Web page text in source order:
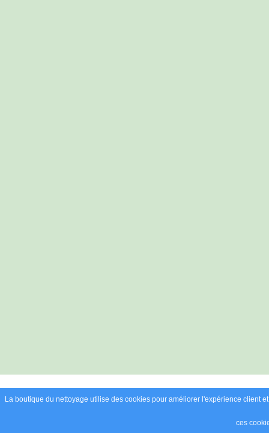
La boutique du nettoyage utilise des cookies pour améliorer l'expérience client
ces